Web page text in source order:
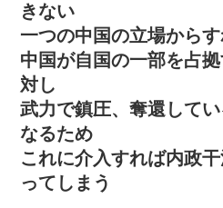
きない
一つの中国の立場からす
中国が自国の一部を占
対し
武力で鎮圧、奪還して
なるため
これに介入すれば内政
ってしまう